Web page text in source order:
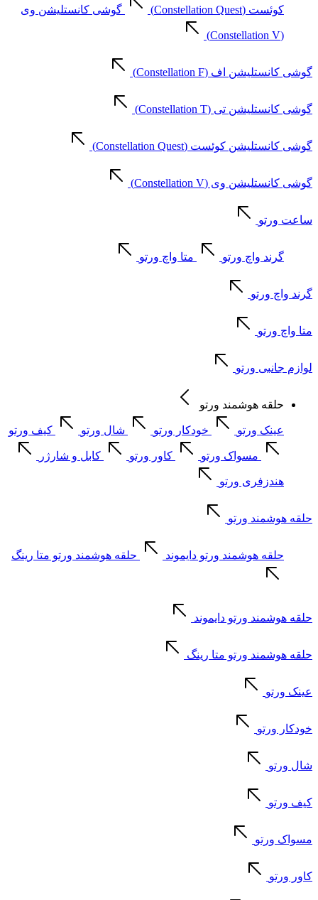
کوئست (Constellation Quest) گوشی کانستلیشن وی
(Constellation V)
گوشی کانستلیشن اف (Constellation F)
گوشی کانستلیشن تی (Constellation T)
گوشی کانستلیشن کوئست (Constellation Quest)
گوشی کانستلیشن وی (Constellation V)
ساعت ورتو
گرند واچ ورتو متا واچ ورتو
گرند واچ ورتو
متا واچ ورتو
لوازم جانبی ورتو
حلقه هوشمند ورتو
عینک ورتو خودکار ورتو شال ورتو کیف ورتو
مسواک ورتو کاور ورتو کابل و شارژر
هندزفری ورتو
حلقه هوشمند ورتو
حلقه هوشمند ورتو دایموند حلقه هوشمند ورتو متا رینگ
حلقه هوشمند ورتو دایموند
حلقه هوشمند ورتو متا رینگ
عینک ورتو
خودکار ورتو
شال ورتو
کیف ورتو
مسواک ورتو
کاور ورتو